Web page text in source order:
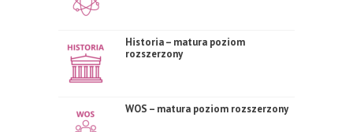
Historia – matura poziom
rozszerzony
WOS – matura poziom rozszerzony